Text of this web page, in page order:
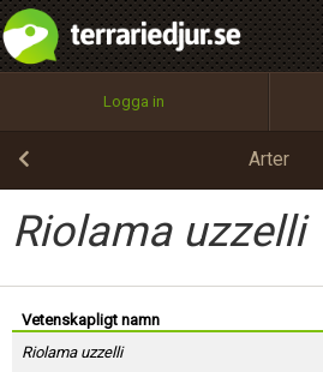
Logga in
Arter
Riolama uzzelli
Vetenskapligt namn
Riolama uzzelli
Utför
100%
OK
integritetspolicy
Namn:
Epost:
Lösenord:
Begär nytt lösenord